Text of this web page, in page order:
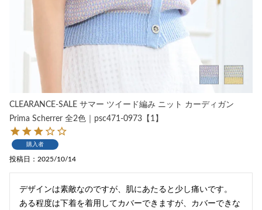
CLEARANCE-SALE サマー ツイード編み ニット カーディガン
Prima Scherrer 全2色｜psc471-0973【1】
購入者
投稿日 2025/10/14
デザインは素敵なのですが、肌にあたると少し痛いです。
ある程度は下着を着用してカバーできますが、カバーできな